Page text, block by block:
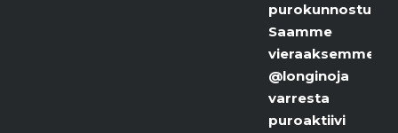
purokunnostukset.
Saamme
vieraaksemme
@longinoja
varresta
puroaktiivi